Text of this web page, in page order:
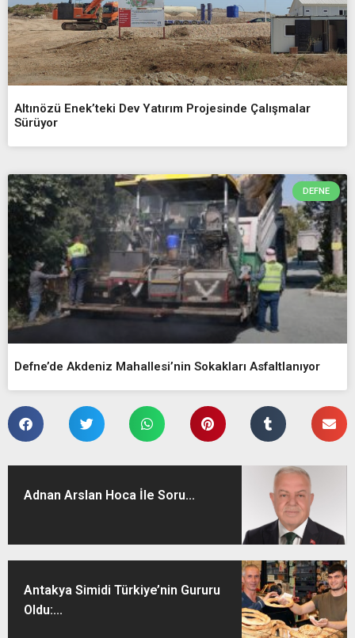
Altınözü Enek’teki Dev Yatırım Projesinde Çalışmalar
Sürüyor
DEFNE
Defne’de Akdeniz Mahallesi’nin Sokakları Asfaltlanıyor
Adnan Arslan Hoca İle Soru...
Antakya Simidi Türkiye’nin Gururu
Oldu:...